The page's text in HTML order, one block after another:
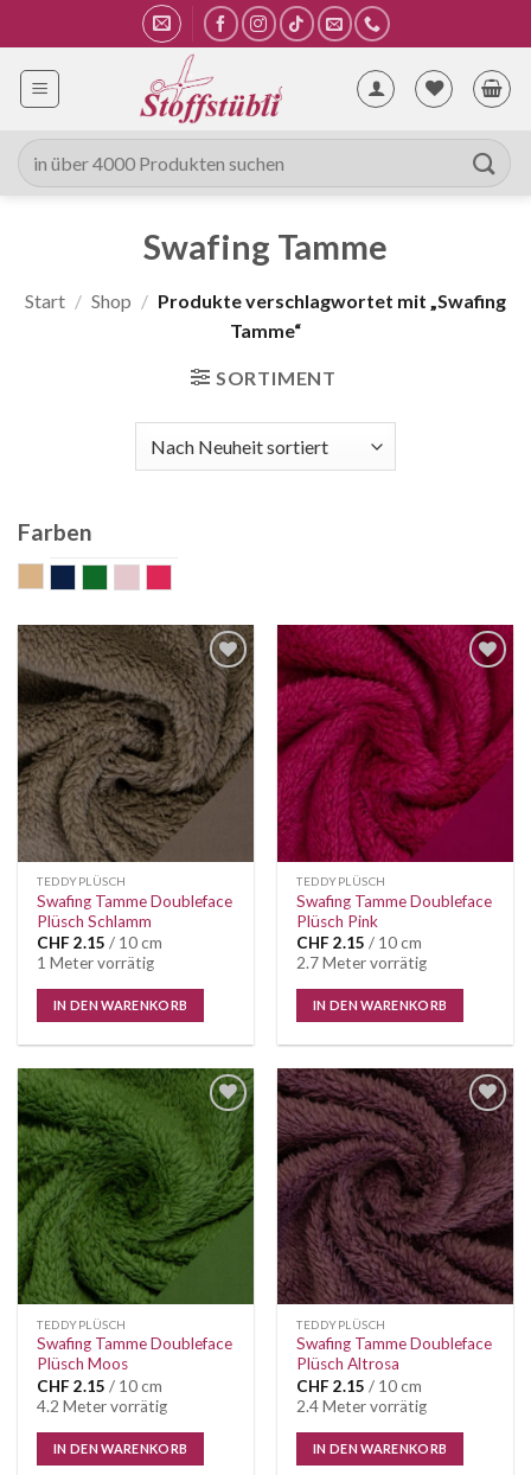
Inhalt
springen
Suche
nach:
Swafing Tamme
Start / Shop / Produkte verschlagwortet mit „Swafing
Tamme“
SORTIMENT
Farben
Auf die
Wunschliste
TEDDYPLÜSCH
Swafing Tamme Doubleface
Plüsch Schlamm
CHF 2.15 / 10 cm
1 Meter vorrätig
IN DEN WARENKORB
Auf die
Wunschliste
TEDDYPLÜSCH
Swafing Tamme Doubleface
Plüsch Pink
CHF 2.15 / 10 cm
2.7 Meter vorrätig
IN DEN WARENKORB
Auf die
Wunschliste
TEDDYPLÜSCH
Swafing Tamme Doubleface
Plüsch Moos
CHF 2.15 / 10 cm
4.2 Meter vorrätig
IN DEN WARENKORB
Auf die
Wunschliste
TEDDYPLÜSCH
Swafing Tamme Doubleface
Plüsch Altrosa
CHF 2.15 / 10 cm
2.4 Meter vorrätig
IN DEN WARENKORB